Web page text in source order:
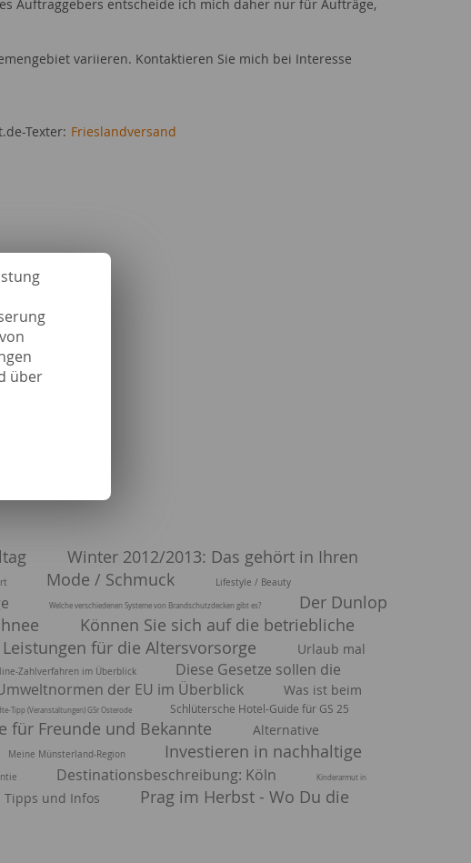
über
Auftraggebers entscheide ich mich daher nur für Aufträge,
variieren. Kontaktieren Sie mich bei Interesse
Texter: Frieslandversand
Winter 2012/2013: Das gehört in Ihren
Mode / Schmuck Lifestyle / Beauty
Welche verschiedenen Systeme von Brandschutzdecken gibt es?
Der Dunlop
Können Sie sich auf die betriebliche
für die Altersvorsorge
Urlaub mal
Zahlverfahren im Überblick
Diese Gesetze sollen die
der EU im Überblick
Was ist beim
Tipp (Veranstaltungen) GSr Osterode
Schlütersche Hotel-Guide für GS 25
für Freunde und Bekannte
Alternative
Meine Münsterland-Region
Investieren in nachhaltige
Destinationsbeschreibung: Köln Kinderarmut in
Tipps und Infos
Prag im Herbst - Wo Du die